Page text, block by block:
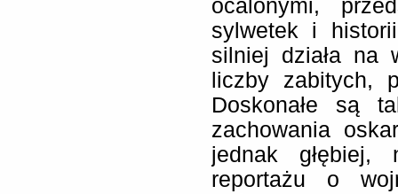
ocalonymi,
sylwetek i
silniej działa na
liczby zabitych,
Doskonałe są
zachowania
jednak głębiej,
reportażu o